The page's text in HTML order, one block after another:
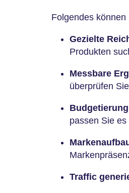
Folgendes
Gezielte
Produkten
Messbare
überprüfen
passen Sie
Traffic